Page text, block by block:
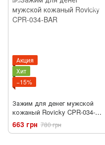
Акция
Хит
−15%
Зажим для денег мужской
кожаный Rovicky CPR-034-
BAR-6644 Red
663 грн 780 грн